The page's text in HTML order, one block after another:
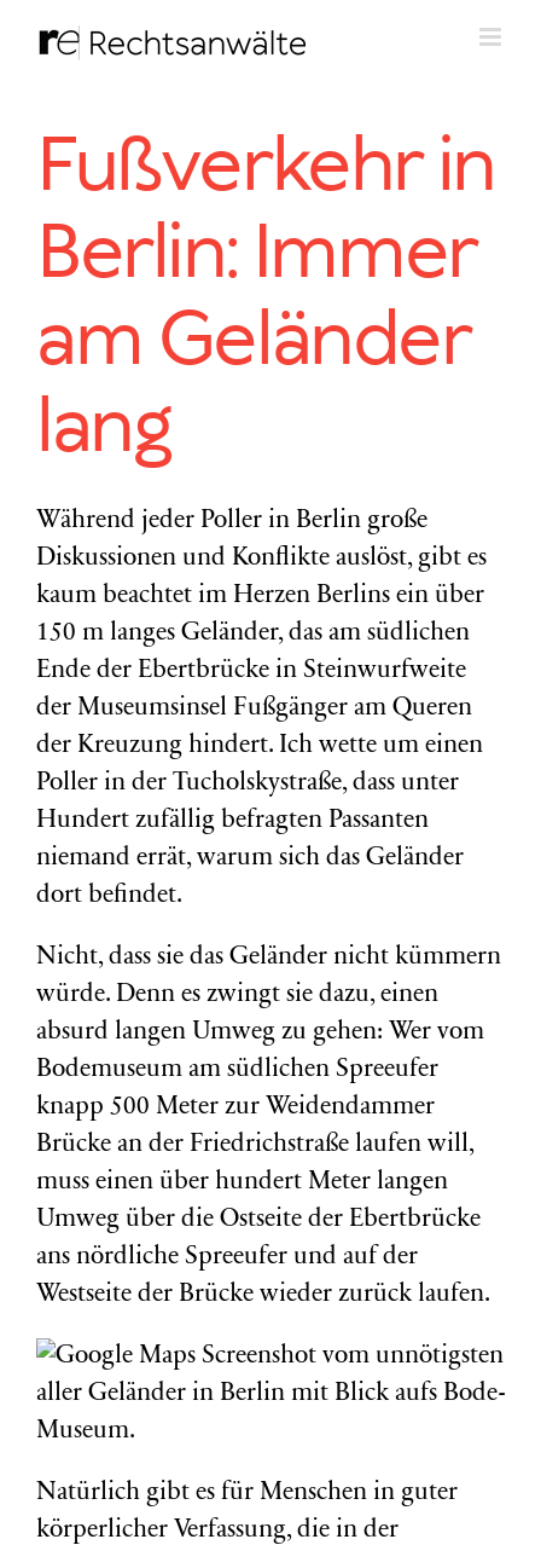
Inhalt
Fußverkehr in
Berlin: Immer
am Geländer
lang
Während jeder Poller in Berlin große
Diskussionen und Konflikte auslöst, gibt es
kaum beachtet im Herzen Berlins ein über
150 m langes Geländer, das am südlichen
Ende der Ebertbrücke in Steinwurfweite
der Museumsinsel Fußgänger am Queren
der Kreuzung hindert. Ich wette um einen
Poller in der Tucholskystraße, dass unter
Hundert zufällig befragten Passanten
niemand errät, warum sich das Geländer
dort befindet.
Nicht, dass sie das Geländer nicht kümmern
würde. Denn es zwingt sie dazu, einen
absurd langen Umweg zu gehen: Wer vom
Bodemuseum am südlichen Spreeufer
knapp 500 Meter zur Weidendammer
Brücke an der Friedrichstraße laufen will,
muss einen über hundert Meter langen
Umweg über die Ostseite der Ebertbrücke
ans nördliche Spreeufer und auf der
Westseite der Brücke wieder zurück laufen.
Natürlich gibt es für Menschen in guter
körperlicher Verfassung, die in der